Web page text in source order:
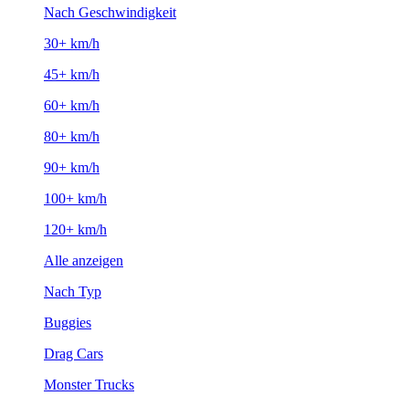
Nach Geschwindigkeit
30+ km/h
45+ km/h
60+ km/h
80+ km/h
90+ km/h
100+ km/h
120+ km/h
Alle anzeigen
Nach Typ
Buggies
Drag Cars
Monster Trucks